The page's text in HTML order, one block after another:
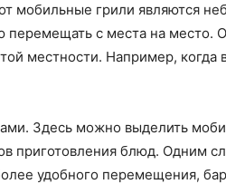
мобильные грили являются
перемещать с места на место.
местности. Например, когда
Здесь можно выделить
приготовления блюд. Одним
удобного перемещения,